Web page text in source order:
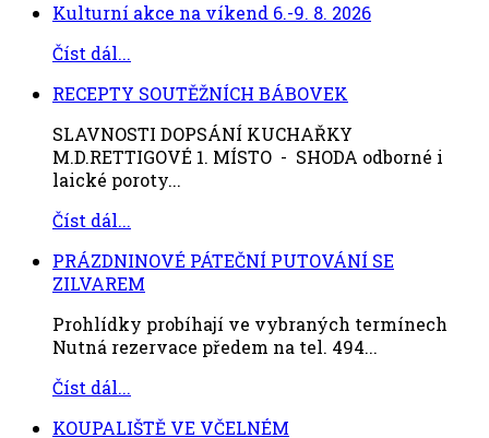
Kulturní akce na víkend 6.-9. 8. 2026
Číst dál...
RECEPTY SOUTĚŽNÍCH BÁBOVEK
SLAVNOSTI DOPSÁNÍ KUCHAŘKY
M.D.RETTIGOVÉ 1. MÍSTO - SHODA odborné i
laické poroty...
Číst dál...
PRÁZDNINOVÉ PÁTEČNÍ PUTOVÁNÍ SE
ZILVAREM
Prohlídky probíhají ve vybraných termínech
Nutná rezervace předem na tel. 494...
Číst dál...
KOUPALIŠTĚ VE VČELNÉM